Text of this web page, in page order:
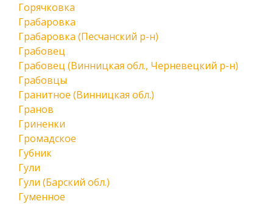
Горячковка
Грабаровка
Грабаровка (Песчанский р-н)
Грабовец
Грабовец (Винницкая обл., Черневецкий р-н)
Грабовцы
Гранитное (Винницкая обл.)
Гранов
Гриненки
Громадское
Губник
Гули
Гули (Барский обл.)
Гуменное